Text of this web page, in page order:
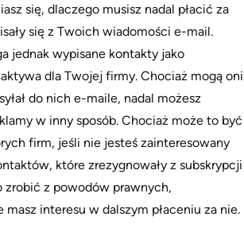
się, dlaczego musisz nadal płacić za
się z Twoich wiadomości e-mail.
jednak wypisane kontakty jako
dla Twojej firmy. Chociaż mogą oni
do nich e-maile, nadal możesz
w inny sposób. Chociaż może to być
firm, jeśli nie jesteś zainteresowany
które zrezygnowały z subskrypcji
zrobić z powodów prawnych,
masz interesu w dalszym płaceniu za nie.